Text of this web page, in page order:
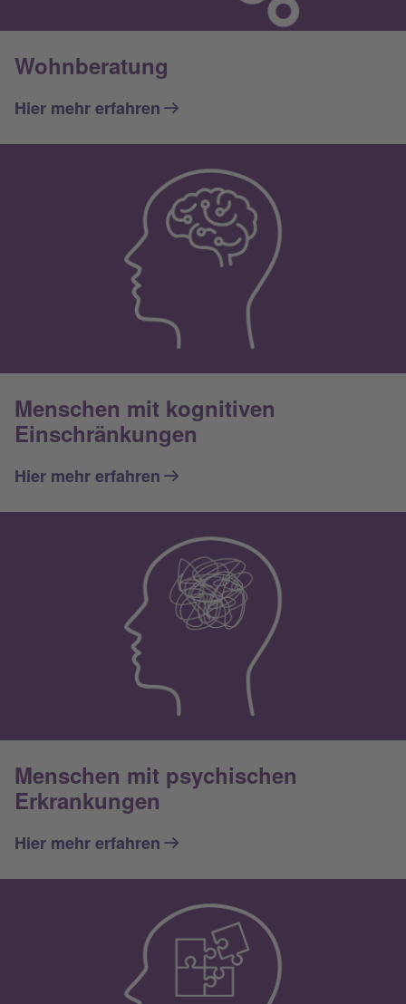
Wohnberatung
Hier mehr erfahren
Menschen mit kognitiven
Einschränkungen
Hier mehr erfahren
Menschen mit psychischen
Erkrankungen
Hier mehr erfahren